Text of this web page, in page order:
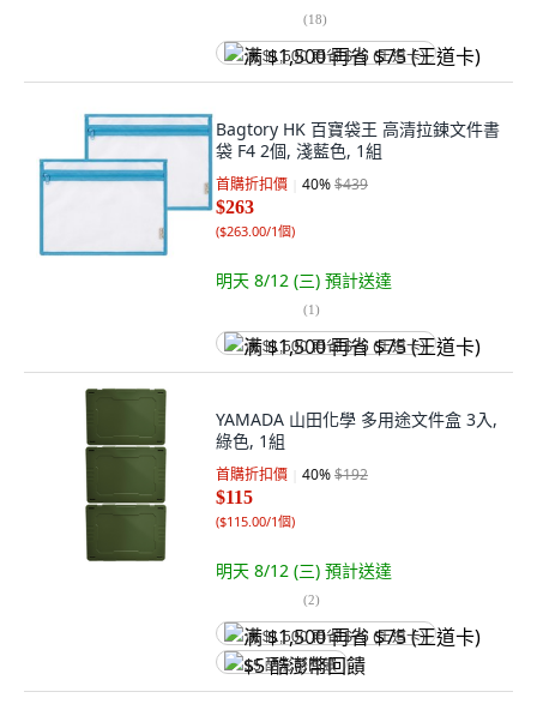
(18)
满 $1,500 再省 $75 (王道卡)
Bagtory HK 百寶袋王 高清拉鍊文件書
袋 F4 2個, 淺藍色, 1組
首購折扣價 40%$439
$263
($263.00/1個)
明天 8/12 (三) 預計送達
(1)
满 $1,500 再省 $75 (王道卡)
YAMADA 山田化學 多用途文件盒 3入,
綠色, 1組
首購折扣價 40%$192
$115
($115.00/1個)
明天 8/12 (三) 預計送達
(2)
满 $1,500 再省 $75 (王道卡)
$5 酷澎幣回饋